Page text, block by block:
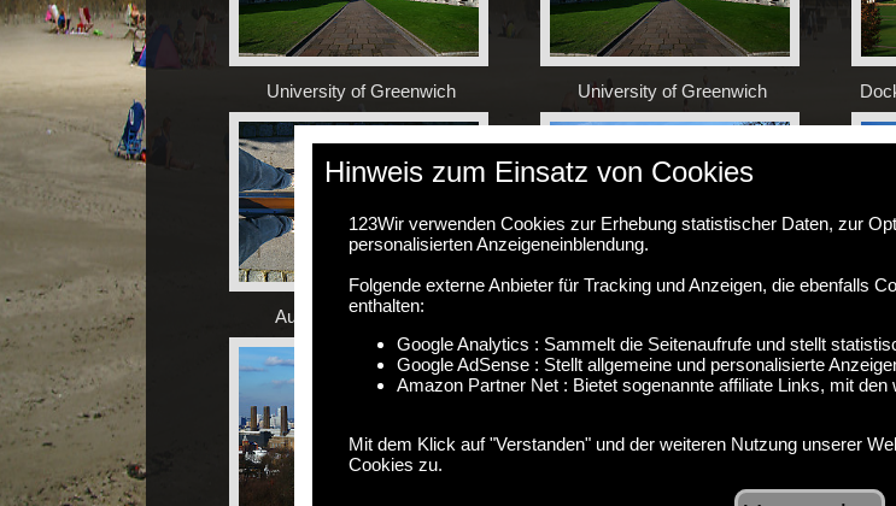
University of Greenwich University of Greenwich
Auf dem Null Meridian
Hinweis zum Einsatz von Cookies
123Wir verwenden Cookies zur Erhebung statistischer Daten, zur
personalisierten Anzeigeneinblendung.
Folgende externe Anbieter für Tracking und Anzeigen, die ebenfalls
enthalten:
Google Analytics : Sammelt die Seitenaufrufe und stellt
Google AdSense : Stellt allgemeine und personalisierte
Amazon Partner Net : Bietet sogenannte affiliate Links, mit
Mit dem Klick auf "Verstanden" und der weiteren Nutzung unserer
Cookies zu.